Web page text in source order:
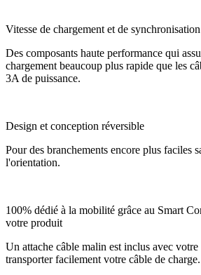
Vitesse de chargement et de
Des composants haute performance qui
chargement beaucoup plus rapide que les
3A de puissance.
Design et conception réversible
Pour des branchements encore plus faciles
l'orientation.
100% dédié à la mobilité grâce au Smart
votre produit
Un attache câble malin est inclus avec
transporter facilement votre câble de charge.